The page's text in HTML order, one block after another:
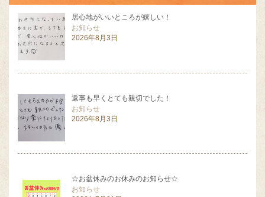
居心地がいいところが嬉しい！
お知らせ
2026年8月3日
返事も早くとても親切でした！
お知らせ
2026年8月3日
☆お盆休みのお休みのお知らせ☆
お知らせ